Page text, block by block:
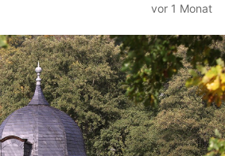
vor 1 Monat